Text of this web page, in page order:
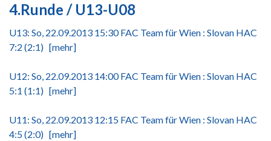
4.Runde / U13-U08
U13: So, 22.09.2013 15:30 FAC Team für Wien : Slovan HAC
7:2 (2:1) [mehr]
U12: So, 22.09.2013 14:00 FAC Team für Wien : Slovan HAC
5:1 (1:1) [mehr]
U11: So, 22.09.2013 12:15 FAC Team für Wien : Slovan HAC
4:5 (2:0) [mehr]